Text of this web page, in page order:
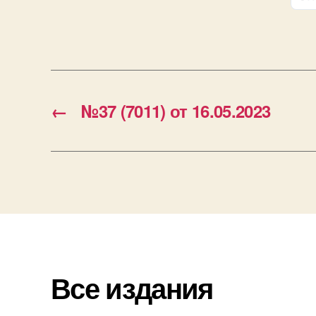
← №37 (7011) от 16.05.2023
Все издания